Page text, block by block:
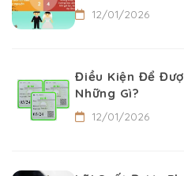
12/01/2026
Điều Kiện Để
Những Gì?
12/01/2026